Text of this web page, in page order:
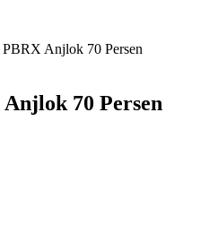
Anjlok 70 Persen
70 Persen